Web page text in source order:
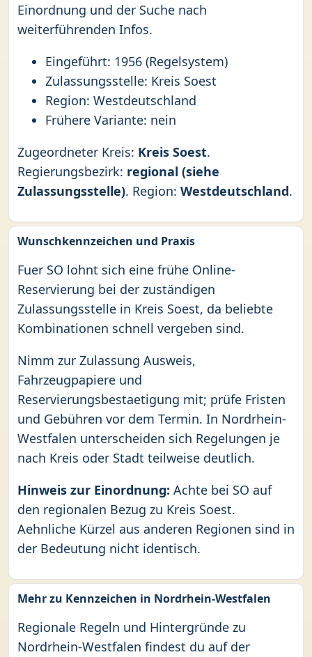
Einordnung und der Suche nach
weiterführenden Infos.
Eingeführt: 1956 (Regelsystem)
Zulassungsstelle: Kreis Soest
Region: Westdeutschland
Frühere Variante: nein
Zugeordneter Kreis: Kreis Soest.
Regierungsbezirk: regional (siehe
Zulassungsstelle). Region: Westdeutschland.
Wunschkennzeichen und Praxis
Fuer SO lohnt sich eine frühe Online-
Reservierung bei der zuständigen
Zulassungsstelle in Kreis Soest, da beliebte
Kombinationen schnell vergeben sind.
Nimm zur Zulassung Ausweis,
Fahrzeugpapiere und
Reservierungsbestaetigung mit; prüfe Fristen
und Gebühren vor dem Termin. In Nordrhein-
Westfalen unterscheiden sich Regelungen je
nach Kreis oder Stadt teilweise deutlich.
Hinweis zur Einordnung: Achte bei SO auf
den regionalen Bezug zu Kreis Soest.
Aehnliche Kürzel aus anderen Regionen sind in
der Bedeutung nicht identisch.
Mehr zu Kennzeichen in Nordrhein-Westfalen
Regionale Regeln und Hintergründe zu
Nordrhein-Westfalen findest du auf der